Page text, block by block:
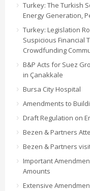
Turkey: The Turkish
Energy Generation,
Turkey: Legislation
Suspicious Financial
Crowdfunding
B&P Acts for Suez
in Çanakkale
Bursa City Hospital
Amendments to
Draft Regulation on
Bezen & Partners
Bezen & Partners
Important
Amounts
Extensive